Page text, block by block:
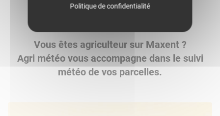
Vous êtes agriculteur sur Maxent ?
Agri météo vous accompagne dans le suivi
météo de vos parcelles.
Politique de confidentialité